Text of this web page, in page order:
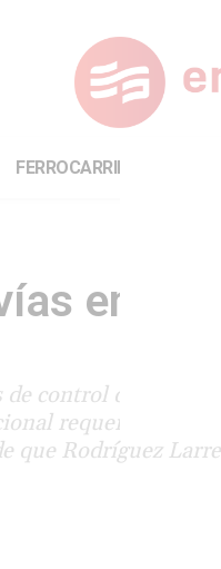
FERROCARRILES
en el
control del
requerida, con
que Rodríguez